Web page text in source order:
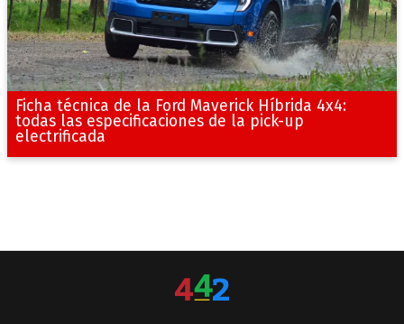
Ficha técnica de la Ford Maverick Híbrida 4x4:
todas las especificaciones de la pick-up
electrificada